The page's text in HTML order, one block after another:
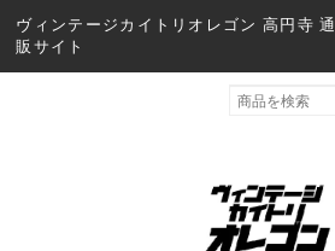
ヴィンテージカイトリオレゴン 高円寺 通
販サイト